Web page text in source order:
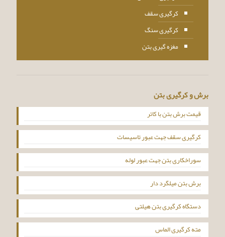
کرگیری سقف
کرگیری سنگ
مغزه گیری بتن
برش و کرگیری بتن
قیمت برش بتن با کاتر
کرگیری سقف جهت عبور تاسیسات
سوراخکاری بتن جهت عبور لوله
برش بتن میلگرد دار
دستگاه کرگیری بتن هیلتی
مته کرگیری الماس